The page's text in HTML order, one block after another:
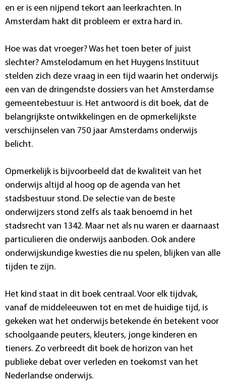
en er is een nijpend tekort aan leerkrachten. In
Amsterdam hakt dit probleem er extra hard in.
Hoe was dat vroeger? Was het toen beter of juist
slechter? Amstelodamum en het Huygens Instituut
stelden zich deze vraag in een tijd waarin het onderwijs
een van de dringendste dossiers van het Amsterdamse
gemeentebestuur is. Het antwoord is dit boek, dat de
belangrijkste ontwikkelingen en de opmerkelijkste
verschijnselen van 750 jaar Amsterdams onderwijs
belicht.
Opmerkelijk is bijvoorbeeld dat de kwaliteit van het
onderwijs altijd al hoog op de agenda van het
stadsbestuur stond. De selectie van de beste
onderwijzers stond zelfs als taak benoemd in het
stadsrecht van 1342. Maar net als nu waren er daarnaast
particulieren die onderwijs aanboden. Ook andere
onderwijskundige kwesties die nu spelen, blijken van alle
tijden te zijn.
Het kind staat in dit boek centraal. Voor elk tijdvak,
vanaf de middeleeuwen tot en met de huidige tijd, is
gekeken wat het onderwijs betekende én betekent voor
schoolgaande peuters, kleuters, jonge kinderen en
tieners. Zo verbreedt dit boek de horizon van het
publieke debat over verleden en toekomst van het
Nederlandse onderwijs.